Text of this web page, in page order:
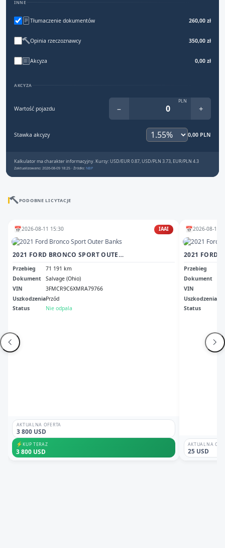
INNE
Tłumaczenie dokumentów 260,00 zł
Opinia rzeczoznawcy 350,00 zł
Akcyza 0,00 zł
AKCYZA
Wartość pojazdu −
PLN
+
Stawka akcyzy 0,00 PLN
Kalkulator ma charakter informacyjny. Kursy: USD/EUR 0.87, USD/PLN 3.73, EUR/PLN 4.3
Zaktualizowano: 2026-08-09 18:25 · Źródło: NBP
PODOBNE LICYTACJE
📅2026-08-11 15:30 IAAI
2021 FORD BRONCO SPORT OUTER BANKS
Przebieg
71 191 km
Dokument
Salvage (Ohio)
VIN
3FMCR9C6XMRA79766
UszkodzeniaPrzód
Status
Nie odpala
AKTUALNA OFERTA
3 800 USD
⚡KUP TERAZ
3 800 USD
📅2026-08-12
2021 FORD
Przebieg
Dokument
VIN
Uszkodzenia
Status
AKTUALNA
25 USD